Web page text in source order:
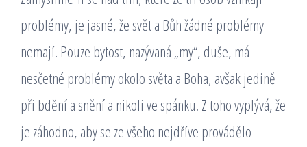
problémy, je jasné, že svět a Bůh žádné problémy
nemají. Pouze bytost, nazývaná „my“, duše, má
nesčetné problémy okolo světa a Boha, avšak jedině
při bdění a snění a nikoli ve spánku. Z toho vyplývá, že
je záhodno, aby se ze všeho nejdříve provádělo